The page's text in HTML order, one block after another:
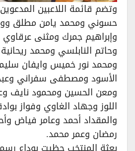
وتضم قائمة اللاعبين
حسوني ومحمد يامن مطلق
وإبراهيم جمرك ومثنى عرقاوي
وحاتم النابلسي ومحمد
ومحمد نور خميس وايفان
الأسود ومصطفى سفراني
ومعن الحسين ومحمود نايف
اللوز وجهاد الغاوي وفواز
والمقداد أحمد وعامر فياض
رمضان وعمر محمد.